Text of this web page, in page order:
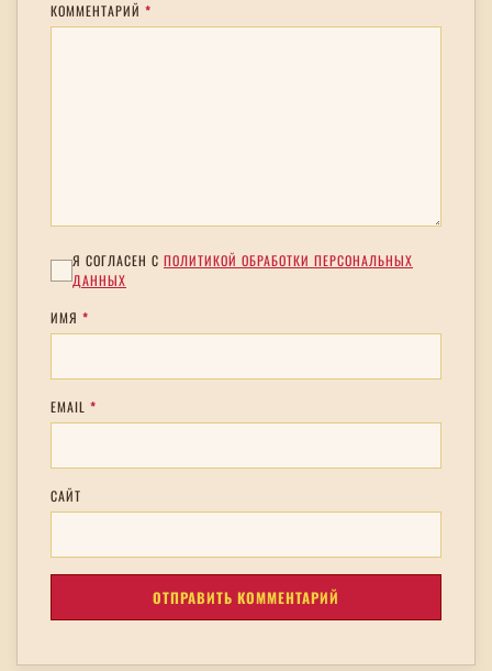
КОММЕНТАРИЙ *
Я СОГЛАСЕН С ПОЛИТИКОЙ ОБРАБОТКИ ПЕРСОНАЛЬНЫХ
ДАННЫХ
ИМЯ *
EMAIL *
САЙТ